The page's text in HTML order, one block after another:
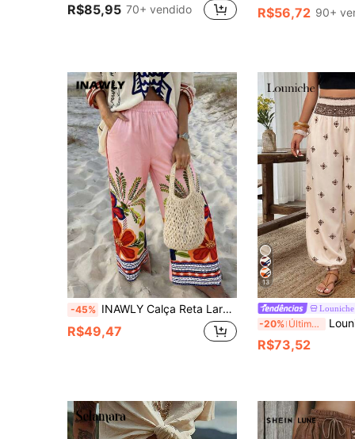
R$85,95 70+ vendido R$56,72 90+
-45% INAWLY Calça Reta Larga Solta com Estampa de Árvore de Palma para Férias Tropicais Feminina
R$49,47
13
Louniche
-20% Últimos 3 dias Louniche Calça Lanterna de Cintura
R$73,52